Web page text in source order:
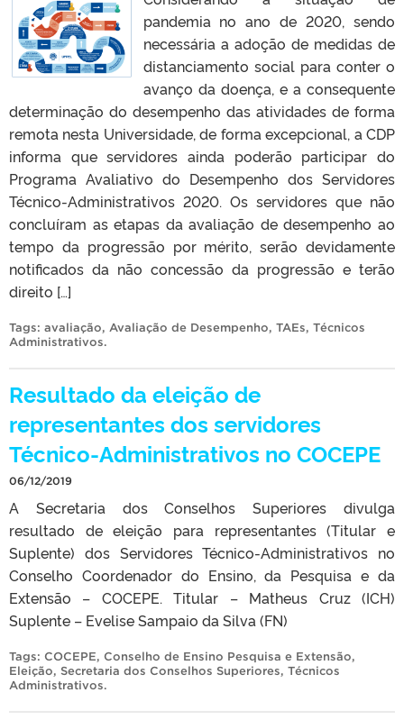
pandemia no ano de 2020, sendo
necessária a adoção de medidas de
distanciamento social para conter o
avanço da doença, e a consequente
determinação do desempenho das atividades de forma
remota nesta Universidade, de forma excepcional, a CDP
informa que servidores ainda poderão participar do
Programa Avaliativo do Desempenho dos Servidores
Técnico-Administrativos 2020. Os servidores que não
concluíram as etapas da avaliação de desempenho ao
tempo da progressão por mérito, serão devidamente
notificados da não concessão da progressão e terão
direito […]
Tags: avaliação, Avaliação de Desempenho, TAEs, Técnicos
Administrativos.
Resultado da eleição de
representantes dos servidores
Técnico-Administrativos no COCEPE
06/12/2019
A Secretaria dos Conselhos Superiores divulga
resultado de eleição para representantes (Titular e
Suplente) dos Servidores Técnico-Administrativos no
Conselho Coordenador do Ensino, da Pesquisa e da
Extensão – COCEPE. Titular – Matheus Cruz (ICH)
Suplente – Evelise Sampaio da Silva (FN)
Tags: COCEPE, Conselho de Ensino Pesquisa e Extensão,
Eleição, Secretaria dos Conselhos Superiores, Técnicos
Administrativos.